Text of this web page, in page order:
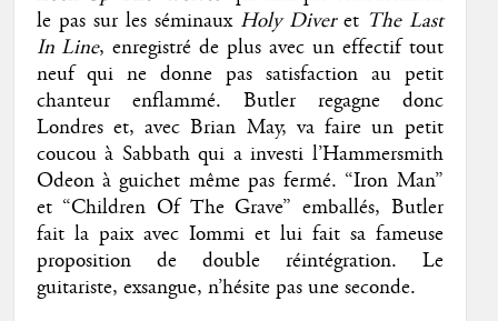
le pas sur les séminaux Holy Diveret The Last
In Line, enregistré de plus avec un effectif tout
neuf qui ne donne pas satisfaction au petit
chanteur enflammé. Butler regagne donc
Londres et, avec Brian May, va faire un petit
coucou à Sabbath qui a investi l’Hammersmith
Odeon à guichet même pas fermé. “Iron Man”
et “Children Of The Grave” emballés, Butler
fait la paix avec Iommi et lui fait sa fameuse
proposition de double réintégration. Le
guitariste, exsangue, n’hésite pas une seconde.